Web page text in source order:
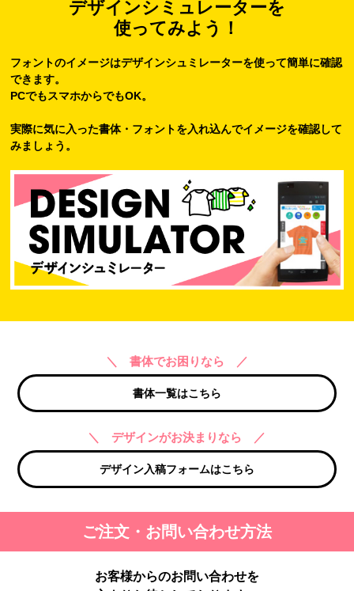
デザインシミュレーターを
使ってみよう！
フォントのイメージはデザインシュミレーターを使って簡単に確認
できます。
PCでもスマホからでもOK。
実際に気に入った書体・フォントを入れ込んでイメージを確認して
みましょう。
＼ 書体でお困りなら ／
書体一覧はこちら
＼ デザインがお決まりなら ／
デザイン入稿フォームはこちら
ご注文・お問い合わせ方法
お客様からのお問い合わせを